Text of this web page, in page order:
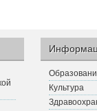
Культура